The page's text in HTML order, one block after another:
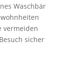
Waschbär
vermeiden
sicher